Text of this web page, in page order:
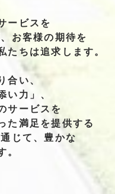
ービスを
お客様の期待を
たちは追求します。
合い、
い力」、
サービスを
た 満足を提供する
通じて、 豊かな
。